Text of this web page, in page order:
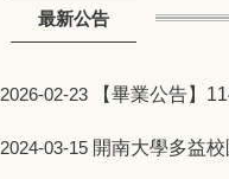
最新公告
2026-02-23 【畢業公告】
2024-03-15 開南大學多益